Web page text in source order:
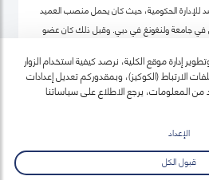
الحكومية، حيث كان يحمل منصب العميد
في جامعة ولنغونغ في دبي. وقبل ذلك كان عضو
العمل في نيوزيلندا حالياً).
إدارة موقع الكلية، نرصد كيفية استخدام الزوار
الارتباط (الكوكيز)، وبمقدوركم تعديل إعدادات
المعلومات، يرجع الاطلاع على سياساتنا
الإعداد
قبول الكل